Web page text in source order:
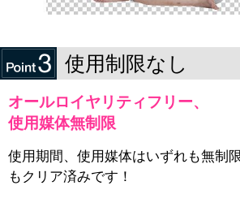
使用制限なし
オールロイヤリティフリー、
使用媒体無制限
使用期間、使用媒体はいずれも無制
もクリア済みです！